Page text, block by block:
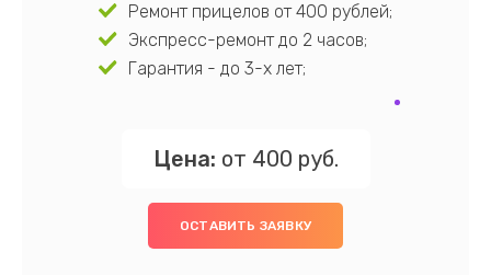
Ремонт прицелов от 400 рублей;
Экспресс-ремонт до 2 часов;
Гарантия - до 3-х лет;
Цена: от 400 руб.
ОСТАВИТЬ ЗАЯВКУ